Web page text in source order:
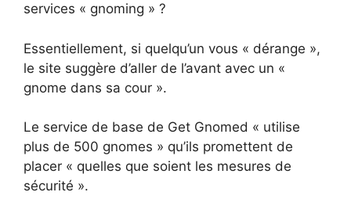
services « gnoming » ?
Essentiellement, si quelqu’un vous « dérange »,
le site suggère d’aller de l’avant avec un «
gnome dans sa cour ».
Le service de base de Get Gnomed « utilise
plus de 500 gnomes » qu’ils promettent de
placer « quelles que soient les mesures de
sécurité ».